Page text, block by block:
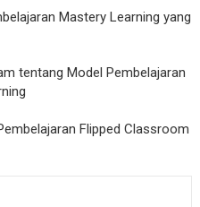
Mastery Learning yang
tentang Model Pembelajaran
Flipped Classroom